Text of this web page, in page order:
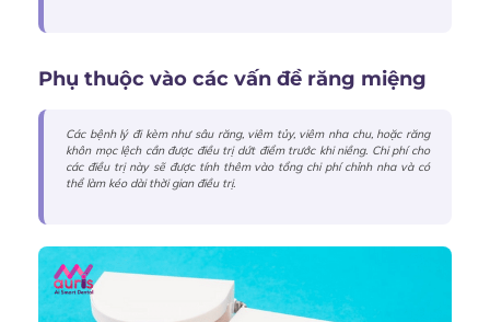
Phụ thuộc vào các vấn đề răng miệng
Các bệnh lý đi kèm như sâu răng, viêm tủy, viêm nha chu, hoặc răng
khôn mọc lệch cần được điều trị dứt điểm trước khi niềng. Chi phí cho
các điều trị này sẽ được tính thêm vào tổng chi phí chỉnh nha và có
thể làm kéo dài thời gian điều trị.